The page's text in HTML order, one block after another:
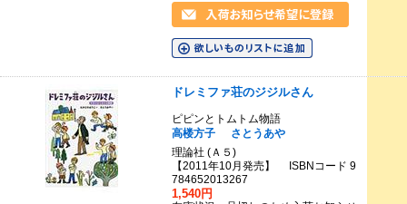
ドレミファ荘のジジルさん
ピピンとトムトム物語
高楼方子
さとうあや
理論社 (Ａ５)
【2011年10月発売】 ISBNコード 9
784652013267
1,540円